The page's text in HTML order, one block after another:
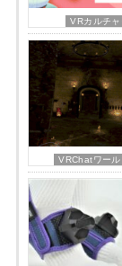
VRカルチャ
VRChatワール